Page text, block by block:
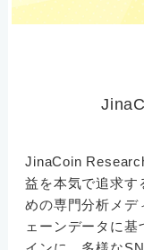
JinaCoin
益を本気で追求す
めの専門分析メデ
ェーンデータに基